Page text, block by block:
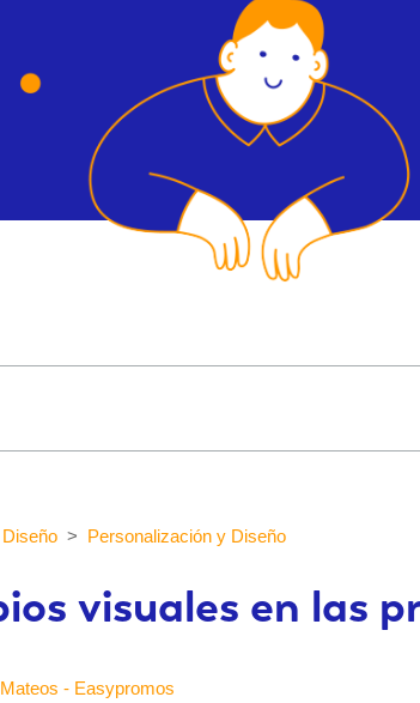
Personalización y Diseño
visuales en las
- Easypromos